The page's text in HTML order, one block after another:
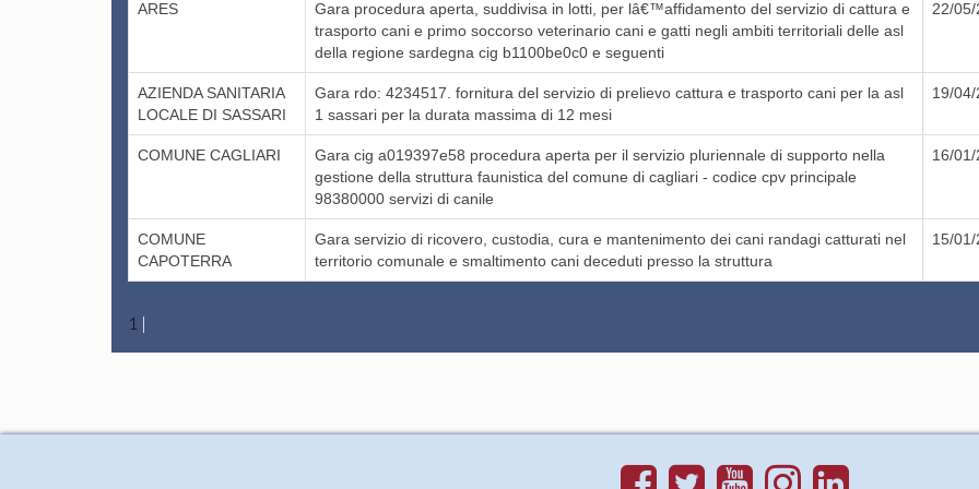
ARES
Gara procedura aperta, suddivisa in lotti, per lâ€™affidamento del servizio di cattura e
trasporto cani e primo soccorso veterinario cani e gatti negli ambiti territoriali delle asl
della regione sardegna cig b1100be0c0 e seguenti
22/
AZIENDA SANITARIA
LOCALE DI SASSARI
Gara rdo: 4234517. fornitura del servizio di prelievo cattura e trasporto cani per la asl
1 sassari per la durata massima di 12 mesi
19/
COMUNE CAGLIARI
Gara cig a019397e58 procedura aperta per il servizio pluriennale di supporto nella
gestione della struttura faunistica del comune di cagliari - codice cpv principale
98380000 servizi di canile
16/
COMUNE
CAPOTERRA
Gara servizio di ricovero, custodia, cura e mantenimento dei cani randagi catturati nel
territorio comunale e smaltimento cani deceduti presso la struttura
15/
1 |